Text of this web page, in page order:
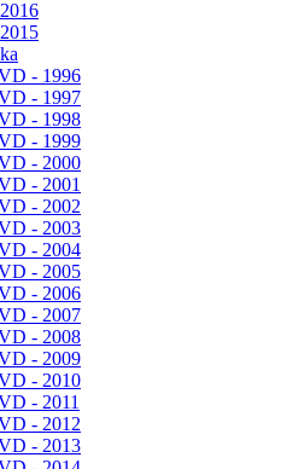
- 1996
- 1997
- 1998
- 1999
- 2000
- 2001
- 2002
- 2003
- 2004
- 2005
- 2006
- 2007
- 2008
- 2009
- 2010
- 2011
- 2012
- 2013